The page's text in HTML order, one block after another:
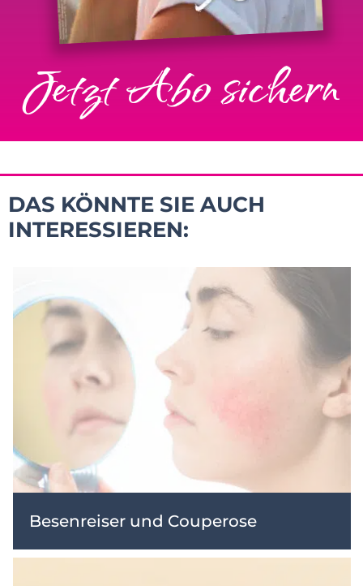
Jetzt Abo sichern
DAS KÖNNTE SIE AUCH
INTERESSIEREN:
Besenreiser und Couperose